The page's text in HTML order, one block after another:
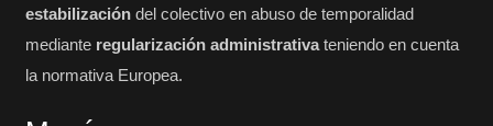
estabilizacióndel colectivo en abuso de temporalidad
mediante regularización administrativateniendo en cuenta
la normativa Europea.